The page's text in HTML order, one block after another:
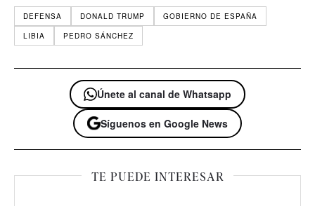
DEFENSA DONALD TRUMP
GOBIERNO DE ESPAÑA
LIBIA
PEDRO SÁNCHEZ
Únete al canal de Whatsapp
Síguenos en Google News
TE PUEDE INTERESAR